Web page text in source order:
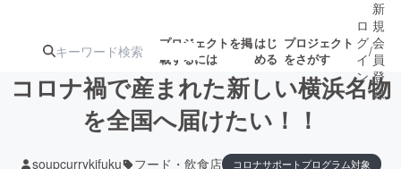
プロジェクトを掲
載するには
はじ
める
プロジェクト
をさがす
募集終了が近いプ もうすぐ公開
ロ
グ
イ
ン
/
新
規
会
員
登
録
コロナ禍で産まれた新しい横浜名物
を全国へ届けたい！！
soupcurrykifuku フード・飲食店 コロナサポートプログラム対象